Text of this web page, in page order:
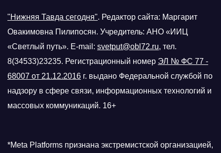
"Нижняя Тавда сегодня". Редактор сайта: Маргарит
Овакимовна Пилипосян. Учредитель: АНО «ИИЦ
«Светлый путь». E-mail: svetput@obl72.ru, тел.
8(34533)23235. Регистрационный номер ЭЛ № ФС 77 -
68007 от 21.12.2016 г. выдано Федеральной службой по
надзору в сфере связи, информационных технологий и
массовых коммуникаций. 16+
*Meta Platforms признана экстремистской организацией,